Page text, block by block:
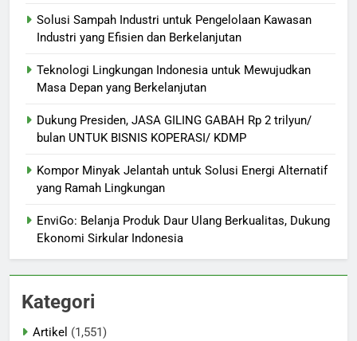
Solusi Sampah Industri untuk Pengelolaan Kawasan
Industri yang Efisien dan Berkelanjutan
Teknologi Lingkungan Indonesia untuk Mewujudkan
Masa Depan yang Berkelanjutan
Dukung Presiden, JASA GILING GABAH Rp 2 trilyun/
bulan UNTUK BISNIS KOPERASI/ KDMP
Kompor Minyak Jelantah untuk Solusi Energi Alternatif
yang Ramah Lingkungan
EnviGo: Belanja Produk Daur Ulang Berkualitas, Dukung
Ekonomi Sirkular Indonesia
Kategori
Artikel (1,551)